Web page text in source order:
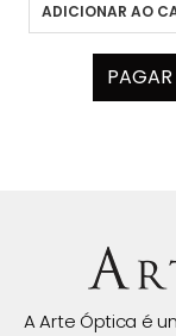
ADICIONAR AO
PAGAR
A Arte Óptica é